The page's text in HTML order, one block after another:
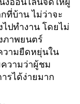
ที่บ้าน ไม่ว่าจะ
ปทำงาน โดยไม่
ภาพยนตร์
ามยืดหยุ่นใน
วามว่าผู้ชม
รได้ง่ายมาก